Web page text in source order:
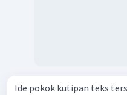
Ide pokok kutipan teks